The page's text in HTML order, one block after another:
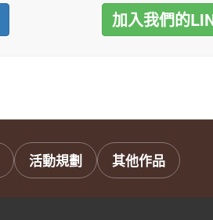
加入我們的
活動規劃 其他作品